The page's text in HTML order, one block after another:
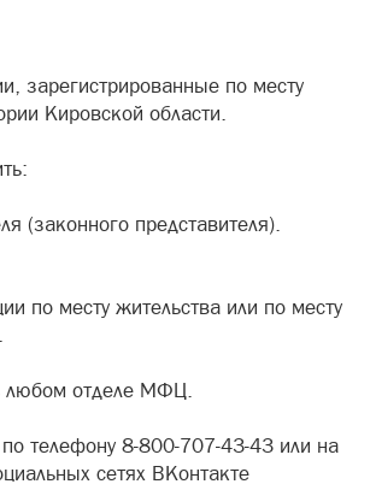
зарегистрированные по месту
Кировской области.
(законного представителя).
по месту жительства или по месту
любом отделе МФЦ.
телефону 8-800-707-43-43 или на
сетях ВКонтакте